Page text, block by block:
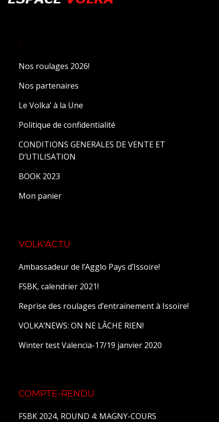
.
Nos roulages 2026!
Nos partenaires
Le Volka’ à la Une
Politique de confidentialité
CONDITIONS GENERALES DE VENTE ET
D’UTILISATION
BOOK 2023
Mon panier
VOLK'ACTU
Ambassadeur de l’Agglo Pays d’Issoire!
FSBK, calendrier 2021!
Reprise des roulages d’entrainement à Issoire!
VOLKA’NEWS: ON NE LÂCHE RIEN!
Winter test Valencia-17/19 janvier 2020
COMPTE-RENDU
FSBK 2024, ROUND 4: MAGNY-COURS